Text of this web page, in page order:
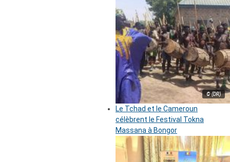
© (DR)
Le Tchad et le Cameroun
célèbrent le Festival Tokna
Massana à Bongor